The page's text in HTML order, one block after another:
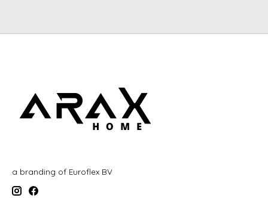
a branding of Euroflex BV